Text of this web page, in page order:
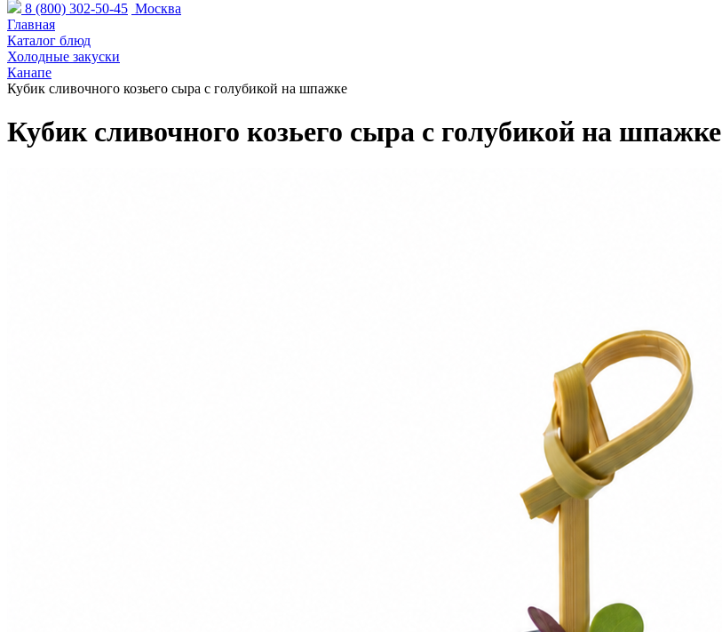
8 (800) 302-50-45 Москва
Главная
Каталог блюд
Холодные закуски
Канапе
Кубик сливочного козьего сыра с голубикой на шпажке
Кубик сливочного козьего сыра с голубикой на шпажке